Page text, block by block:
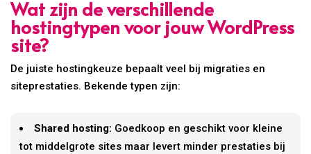
Wat zijn de verschillende
hostingtypen voor jouw WordPress
site?
De juiste hostingkeuze bepaalt veel bij migraties en
siteprestaties. Bekende typen zijn:
Shared hosting: Goedkoop en geschikt voor kleine
tot middelgrote sites maar levert minder prestaties bij